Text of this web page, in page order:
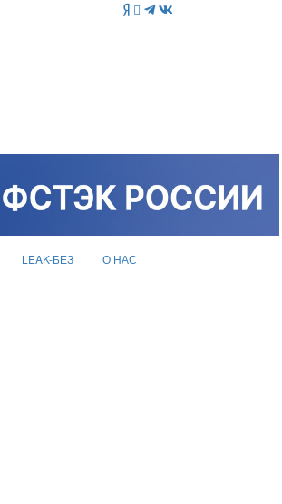
LEAK-БЕЗ О НАС